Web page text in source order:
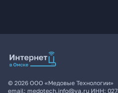
© 2026 ООО «Медовые Технологии»
email: medotech.info@ya.ru ИНН: